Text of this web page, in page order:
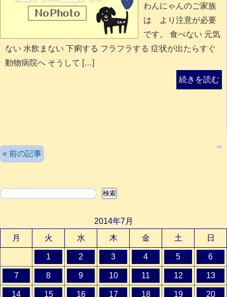
わんにゃんのご家族
は より注意が必要
です。 食べない 元気
ない 水飲まない 下痢する フラフラする 症状が出たらすぐ
動物病院へ そうして […]
続きを読む
« 前の記事
検索
2014年7月
月
火 水 木 金 土 日
1 2 3 4 5 6
7 8 9 10 11 12 13
14 15 16 17 18 19 20